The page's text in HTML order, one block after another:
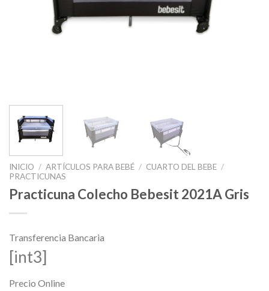
INICIO / ARTÍCULOS PARA BEBÉ / CUARTO DEL BEBE /
PRACTICUNAS
Practicuna Colecho Bebesit 2021A Gris
Transferencia Bancaria
[int3]
Precio Online